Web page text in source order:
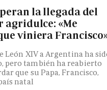
la llegada del
agridulce: «Me
viniera
León XIV a Argentina ha
pero también ha reabierto
que su Papa, Francisco,
natal